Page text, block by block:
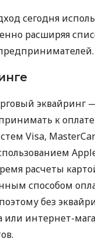
сегодня
расширяя
эквайринг —
к
Visa,
расчеты
способом
без
или интернет-